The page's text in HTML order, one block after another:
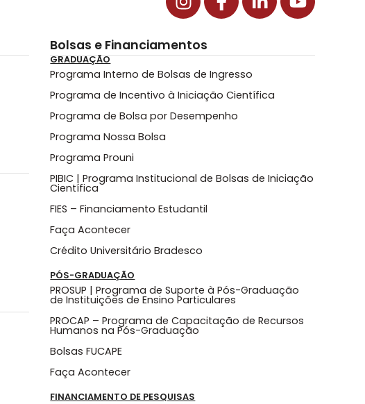
Bolsas e Financiamentos
GRADUAÇÃO
Programa Interno de Bolsas de Ingresso
Programa de Incentivo à Iniciação Científica
Programa de Bolsa por Desempenho
Programa Nossa Bolsa
Programa Prouni
PIBIC | Programa Institucional de Bolsas de Iniciação
Científica
FIES – Financiamento Estudantil
Faça Acontecer
Crédito Universitário Bradesco
PÓS-GRADUAÇÃO
PROSUP | Programa de Suporte à Pós-Graduação
de Instituições de Ensino Particulares
PROCAP – Programa de Capacitação de Recursos
Humanos na Pós-Graduação
Bolsas FUCAPE
Faça Acontecer
FINANCIAMENTO DE PESQUISAS